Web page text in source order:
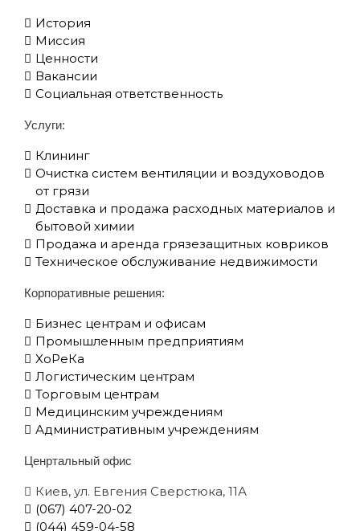
История
Миссия
Ценности
Вакансии
Социальная ответственность
Услуги:
Клининг
Очистка систем вентиляции и воздуховодов
от грязи
Доставка и продажа расходных материалов и
бытовой химии
Продажа и аренда грязезащитных ковриков
Техническое обслуживание недвижимости
Корпоративные решения:
Бизнес центрам и офисам
Промышленным предприятиям
XоРеКа
Логистическим центрам
Торговым центрам
Медицинским учреждениям
Административным учреждениям
Ценртальный офис
Киев, ул. Евгения Сверстюка, 11А
(067) 407-20-02
(044) 459-04-58